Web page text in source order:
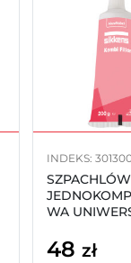
INDEKS:
WA
200g
48 zł